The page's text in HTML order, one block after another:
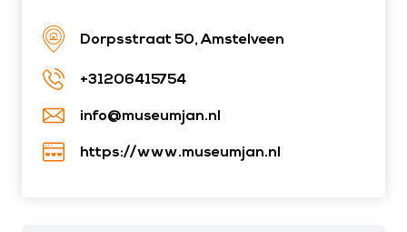
Dorpsstraat 50, Amstelveen
+31206415754
info@museumjan.nl
https://www.museumjan.nl